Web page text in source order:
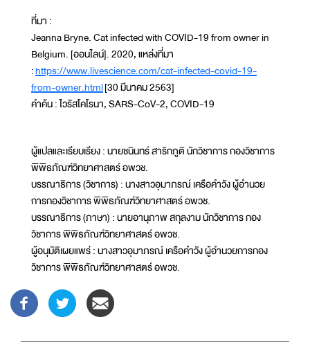
ที่มา :
Jeanna Bryne. Cat infected with COVID-19 from owner in
Belgium. [ออนไลน์]. 2020, แหล่งที่มา
:https://www.livescience.com/cat-infected-covid-19-
from-owner.html[30 มีนาคม 2563]
คำค้น : ไวรัสโคโรนา, SARS-CoV-2, COVID-19
ผู้แปลและเรียบเรียง : นายชนินทร์ สาริกภูติ นักวิชาการ กองวิชาการ
พิพิธภัณฑ์วิทยาศาสตร์ อพวช.
บรรณาธิการ (วิชาการ) : นางสาวอุมาภรณ์ เครือคำวัง ผู้อำนวย
การกองวิชาการ พิพิธภัณฑ์วิทยาศาสตร์ อพวช.
บรรณาธิการ (ภาษา) : นายอานุภาพ สกุลงาม นักวิชาการ กอง
วิชาการ พิพิธภัณฑ์วิทยาศาสตร์ อพวช.
ผู้อนุมัติเผยแพร่ : นางสาวอุมาภรณ์ เครือคำวัง ผู้อำนวยการกอง
วิชาการ พิพิธภัณฑ์วิทยาศาสตร์ อพวช.